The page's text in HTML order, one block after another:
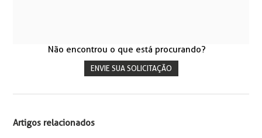
Não encontrou o que está procurando?
ENVIE SUA SOLICITAÇÃO
Artigos relacionados